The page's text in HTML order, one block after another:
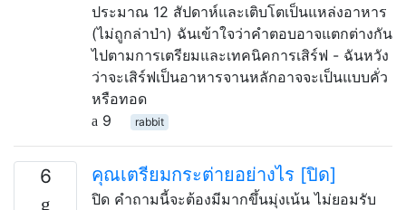
ประมาณ 12 สัปดาห์และเติบโตเป็นแหล่งอาหาร
(ไม่ถูกล่าป่า) ฉันเข้าใจว่าคำตอบอาจแตกต่างกัน
ไปตามการเตรียมและเทคนิคการเสิร์ฟ - ฉันหวัง
ว่าจะเสิร์ฟเป็นอาหารจานหลักอาจจะเป็นแบบคั่ว
หรือทอด
9
rabbit
6 คุณเตรียมกระต่ายอย่างไร [ปิด]
ปิด คำถามนี้จะต้องมีมากขึ้นมุ่งเน้น ไม่ยอมรับ